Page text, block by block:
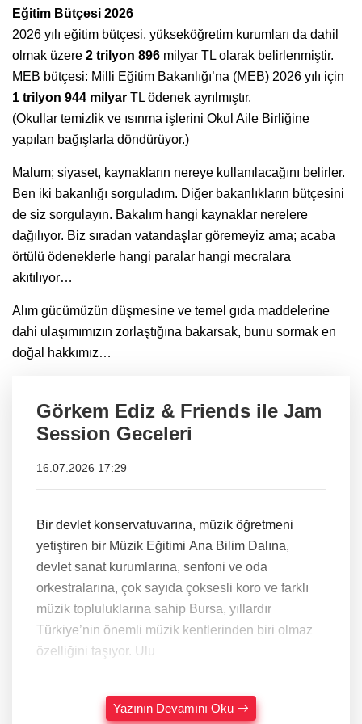
Eğitim Bütçesi 2026
2026 yılı eğitim bütçesi, yükseköğretim kurumları da dahil
olmak üzere 2 trilyon 896 milyar TL olarak belirlenmiştir.
MEB bütçesi: Milli Eğitim Bakanlığı’na (MEB) 2026 yılı için
1 trilyon 944 milyar TL ödenek ayrılmıştır.
(Okullar temizlik ve ısınma işlerini Okul Aile Birliğine
yapılan bağışlarla döndürüyor.)
Malum; siyaset, kaynakların nereye kullanılacağını belirler.
Ben iki bakanlığı sorguladım. Diğer bakanlıkların bütçesini
de siz sorgulayın. Bakalım hangi kaynaklar nerelere
dağılıyor. Biz sıradan vatandaşlar göremeyiz ama; acaba
örtülü ödeneklerle hangi paralar hangi mecralara
akıtılıyor…
Alım gücümüzün düşmesine ve temel gıda maddelerine
dahi ulaşımımızın zorlaştığına bakarsak, bunu sormak en
doğal hakkımız…
Görkem Ediz & Friends ile Jam
Session Geceleri
16.07.2026 17:29
Bir devlet konservatuvarına, müzik öğretmeni
yetiştiren bir Müzik Eğitimi Ana Bilim Dalına,
devlet sanat kurumlarına, senfoni ve oda
orkestralarına, çok sayıda çoksesli koro ve farklı
müzik topluluklarına sahip Bursa, yıllardır
Türkiye’nin önemli müzik kentlerinden biri olmaz
özelliğini taşıyor. Ulu
Yazının Devamını Oku